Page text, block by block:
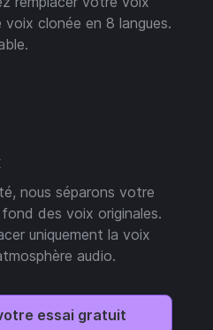
clonée en 8 langues.
nous séparons votre
des voix originales.
uniquement la voix
audio.
essai gratuit